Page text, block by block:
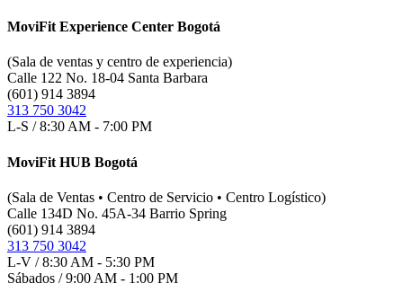
MoviFit Experience Center Bogotá
(Sala de ventas y centro de experiencia)
Calle 122 No. 18-04 Santa Barbara
(601) 914 3894
313 750 3042
L-S / 8:30 AM - 7:00 PM
MoviFit HUB Bogotá
(Sala de Ventas • Centro de Servicio • Centro Logístico)
Calle 134D No. 45A-34 Barrio Spring
(601) 914 3894
313 750 3042
L-V / 8:30 AM - 5:30 PM
Sábados / 9:00 AM - 1:00 PM